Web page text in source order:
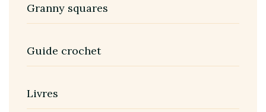
Granny squares
Guide crochet
Livres